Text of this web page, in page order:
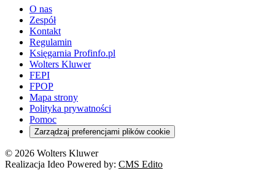
O nas
Zespół
Kontakt
Regulamin
Księgarnia Profinfo.pl
Wolters Kluwer
FEPI
FPOP
Mapa strony
Polityka prywatności
Pomoc
Zarządzaj preferencjami plików cookie
© 2026 Wolters Kluwer
Realizacja Ideo Powered by: CMS Edito